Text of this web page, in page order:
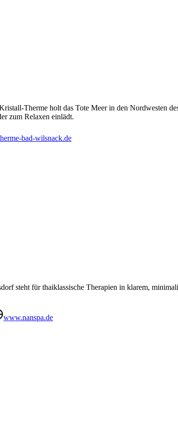
Therme holt das Tote Meer in den Nordwesten
zum Relaxen einlädt.
bad-wilsnack.de
steht für thai­klassische Therapien in klarem,
www.nanspa.de